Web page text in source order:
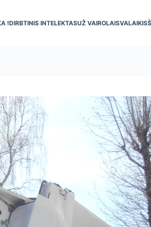
!DIRBTINIS INTELEKTASUŽ VAIROLAISVALAIKIS